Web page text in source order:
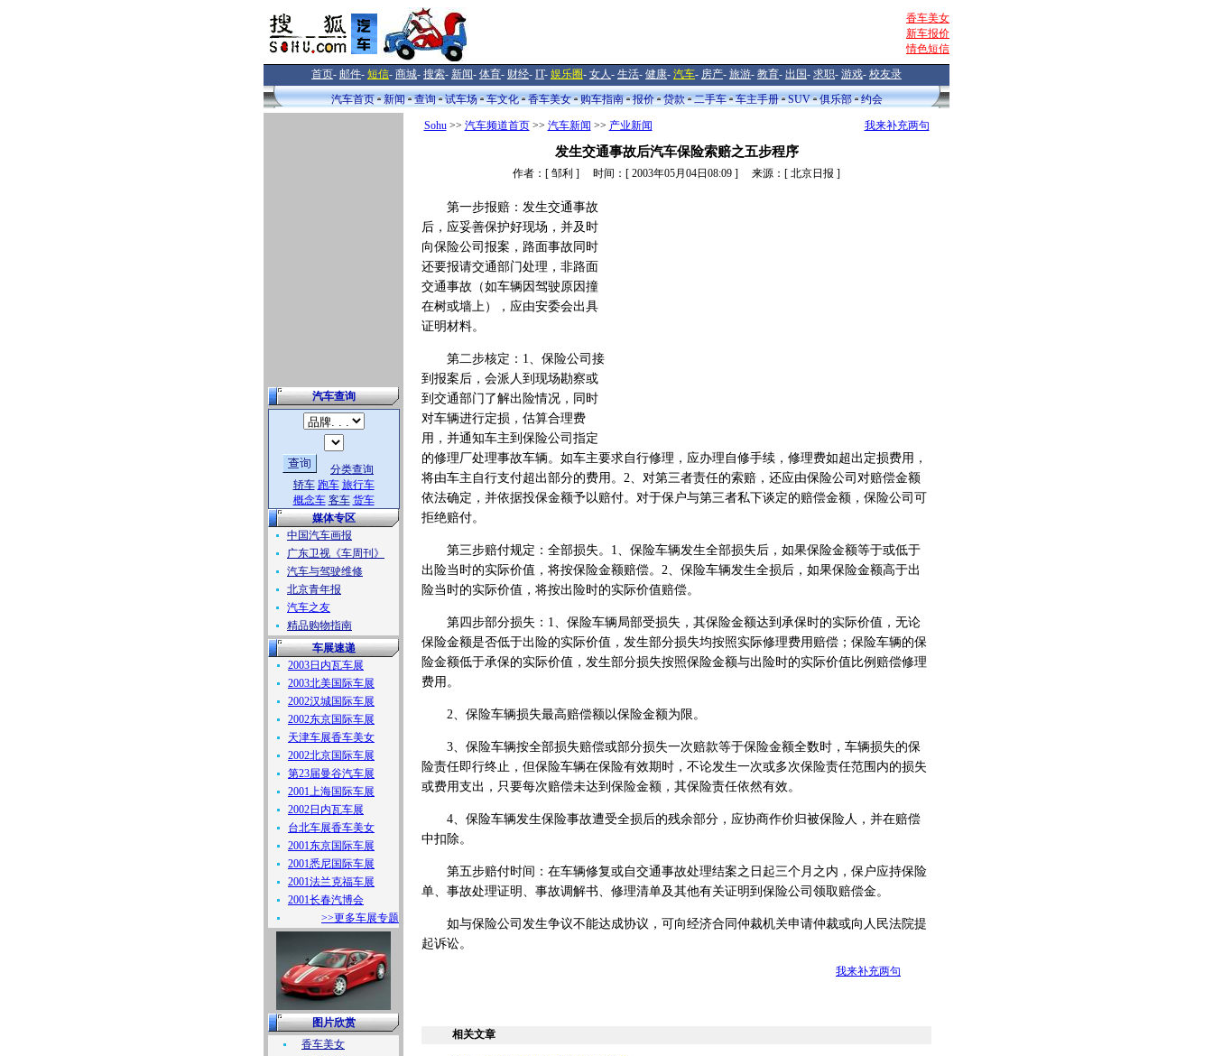
香车美女
新车报价
情色短信
首页- 邮件- 短信- 商城- 搜索- 新闻- 体育- 财经- IT- 娱乐圈- 女人- 生活- 健康- 汽车- 房产- 旅游- 教育- 出国- 求职- 游戏- 校友录
汽车首页
新闻 查询 试车场 车文化 香车美女 购车指南 报价 贷款 二手车 车主手册 SUV 俱乐部 约会
汽车查询
分类查询
轿车 跑车 旅行车
概念车 客车 货车
媒体专区
中国汽车画报
广东卫视《车周刊》
汽车与驾驶维修
北京青年报
汽车之友
精品购物指南
车展速递
2003日内瓦车展
2003北美国际车展
2002汉城国际车展
2002东京国际车展
天津车展香车美女
2002北京国际车展
第23届曼谷汽车展
2001上海国际车展
2002日内瓦车展
台北车展香车美女
2001东京国际车展
2001悉尼国际车展
2001法兰克福车展
2001长春汽博会
>>更多车展专题
图片欣赏
香车美女
Sohu>> 汽车频道首页>> 汽车新闻 >> 产业新闻 我来补充两句
发生交通事故后汽车保险索赔之五步程序
作者：[ 邹利 ] 时间：[ 2003年05月04日08:09 ] 来源：[ 北京日报 ]
第一步报赔：发生交通事故
后，应妥善保护好现场，并及时
向保险公司报案，路面事故同时
还要报请交通部门处理，非路面
交通事故（如车辆因驾驶原因撞
在树或墙上），应由安委会出具
证明材料。
第二步核定：1、保险公司接
到报案后，会派人到现场勘察或
到交通部门了解出险情况，同时
对车辆进行定损，估算合理费
用，并通知车主到保险公司指定
的修理厂处理事故车辆。如车主要求自行修理，应办理自修手续，修理费如超出定损费用，
将由车主自行支付超出部分的费用。2、对第三者责任的索赔，还应由保险公司对赔偿金额
依法确定，并依据投保金额予以赔付。对于保户与第三者私下谈定的赔偿金额，保险公司可
拒绝赔付。
第三步赔付规定：全部损失。1、保险车辆发生全部损失后，如果保险金额等于或低于
出险当时的实际价值，将按保险金额赔偿。2、保险车辆发生全损后，如果保险金额高于出
险当时的实际价值，将按出险时的实际价值赔偿。
第四步部分损失：1、保险车辆局部受损失，其保险金额达到承保时的实际价值，无论
保险金额是否低于出险的实际价值，发生部分损失均按照实际修理费用赔偿；保险车辆的保
险金额低于承保的实际价值，发生部分损失按照保险金额与出险时的实际价值比例赔偿修理
费用。
2、保险车辆损失最高赔偿额以保险金额为限。
3、保险车辆按全部损失赔偿或部分损失一次赔款等于保险金额全数时，车辆损失的保
险责任即行终止，但保险车辆在保险有效期时，不论发生一次或多次保险责任范围内的损失
或费用支出，只要每次赔偿未达到保险金额，其保险责任依然有效。
4、保险车辆发生保险事故遭受全损后的残余部分，应协商作价归被保险人，并在赔偿
中扣除。
第五步赔付时间：在车辆修复或自交通事故处理结案之日起三个月之内，保户应持保险
单、事故处理证明、事故调解书、修理清单及其他有关证明到保险公司领取赔偿金。
如与保险公司发生争议不能达成协议，可向经济合同仲裁机关申请仲裁或向人民法院提
起诉讼。
我来补充两句
相关文章